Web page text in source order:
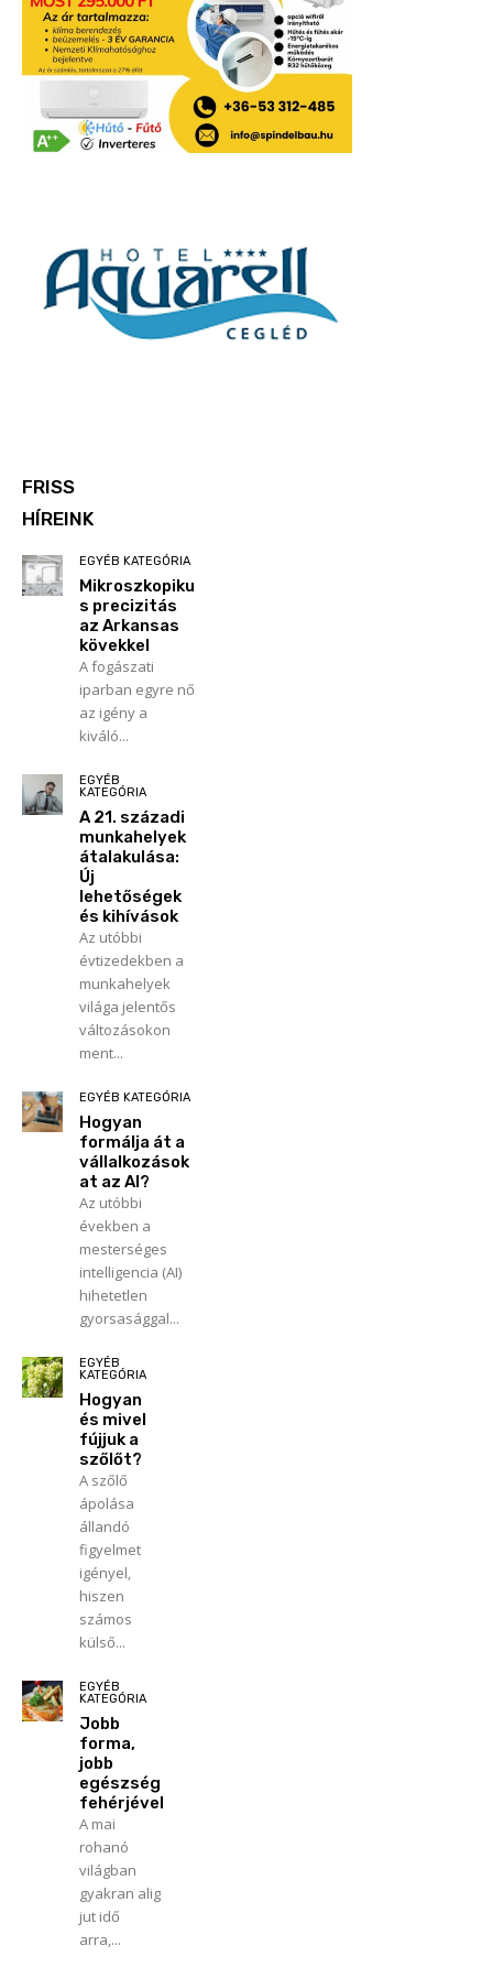
FRISS
HÍREINK
EGYÉB KATEGÓRIA
Mikroszkopiku
s precizitás
az Arkansas
kövekkel
A fogászati
iparban egyre nő
az igény a
kiváló...
EGYÉB
KATEGÓRIA
A 21. századi
munkahelyek
átalakulása:
Új
lehetőségek
és kihívások
Az utóbbi
évtizedekben a
munkahelyek
világa jelentős
változásokon
ment...
EGYÉB KATEGÓRIA
Hogyan
formálja át a
vállalkozások
at az AI?
Az utóbbi
években a
mesterséges
intelligencia (AI)
hihetetlen
gyorsasággal...
EGYÉB
KATEGÓRIA
Hogyan
és mivel
fújjuk a
szőlőt?
A szőlő
ápolása
állandó
figyelmet
igényel,
hiszen
számos
külső...
EGYÉB
KATEGÓRIA
Jobb
forma,
jobb
egészség
fehérjével
A mai
rohanó
világban
gyakran alig
jut idő
arra,...